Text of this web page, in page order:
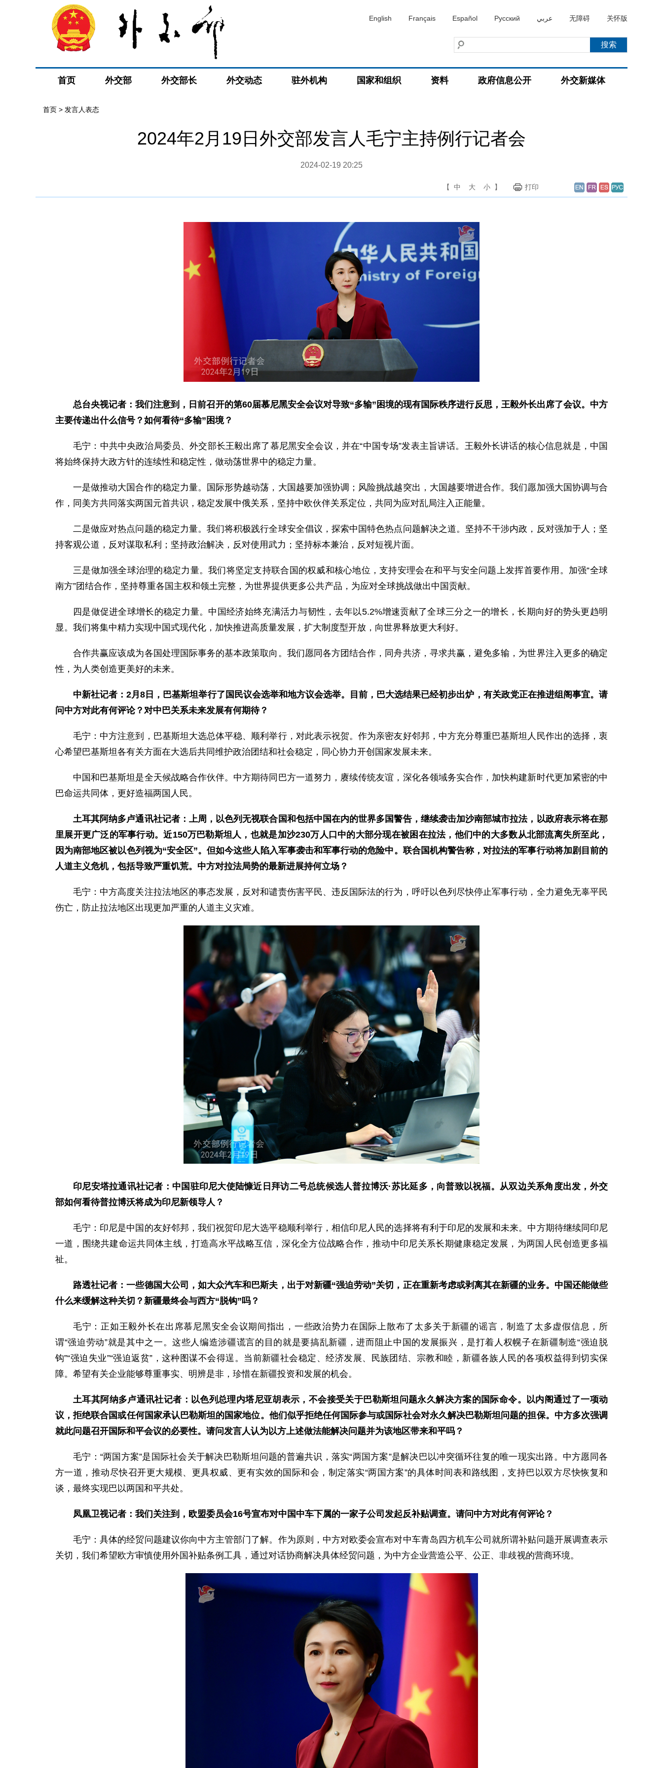
English Français Español Русский عربي 无障碍 关怀版
首页 外交部 外交部长 外交动态 驻外机构 国家和组织 资料 政府信息公开 外交新媒体
首页 > 发言人表态
2024年2月19日外交部发言人毛宁主持例行记者会
2024-02-19 20:25
【 中 大 小 】 打印
总台央视记者：我们注意到，日前召开的第60届慕尼黑安全会议对导致“多输”困境的现有国际秩序进行反思，王毅外长出席了会议。中方
主要传递出什么信号？如何看待“多输”困境？
毛宁：中共中央政治局委员、外交部长王毅出席了慕尼黑安全会议，并在“中国专场”发表主旨讲话。王毅外长讲话的核心信息就是，中国
将始终保持大政方针的连续性和稳定性，做动荡世界中的稳定力量。
一是做推动大国合作的稳定力量。国际形势越动荡，大国越要加强协调；风险挑战越突出，大国越要增进合作。我们愿加强大国协调与合
作，同美方共同落实两国元首共识，稳定发展中俄关系，坚持中欧伙伴关系定位，共同为应对乱局注入正能量。
二是做应对热点问题的稳定力量。我们将积极践行全球安全倡议，探索中国特色热点问题解决之道。坚持不干涉内政，反对强加于人；坚
持客观公道，反对谋取私利；坚持政治解决，反对使用武力；坚持标本兼治，反对短视片面。
三是做加强全球治理的稳定力量。我们将坚定支持联合国的权威和核心地位，支持安理会在和平与安全问题上发挥首要作用。加强“全球
南方”团结合作，坚持尊重各国主权和领土完整，为世界提供更多公共产品，为应对全球挑战做出中国贡献。
四是做促进全球增长的稳定力量。中国经济始终充满活力与韧性，去年以5.2%增速贡献了全球三分之一的增长，长期向好的势头更趋明
显。我们将集中精力实现中国式现代化，加快推进高质量发展，扩大制度型开放，向世界释放更大利好。
合作共赢应该成为各国处理国际事务的基本政策取向。我们愿同各方团结合作，同舟共济，寻求共赢，避免多输，为世界注入更多的确定
性，为人类创造更美好的未来。
中新社记者：2月8日，巴基斯坦举行了国民议会选举和地方议会选举。目前，巴大选结果已经初步出炉，有关政党正在推进组阁事宜。请
问中方对此有何评论？对中巴关系未来发展有何期待？
毛宁：中方注意到，巴基斯坦大选总体平稳、顺利举行，对此表示祝贺。作为亲密友好邻邦，中方充分尊重巴基斯坦人民作出的选择，衷
心希望巴基斯坦各有关方面在大选后共同维护政治团结和社会稳定，同心协力开创国家发展未来。
中国和巴基斯坦是全天候战略合作伙伴。中方期待同巴方一道努力，赓续传统友谊，深化各领域务实合作，加快构建新时代更加紧密的中
巴命运共同体，更好造福两国人民。
土耳其阿纳多卢通讯社记者：上周，以色列无视联合国和包括中国在内的世界多国警告，继续袭击加沙南部城市拉法，以政府表示将在那
里展开更广泛的军事行动。近150万巴勒斯坦人，也就是加沙230万人口中的大部分现在被困在拉法，他们中的大多数从北部流离失所至此，
因为南部地区被以色列视为“安全区”。但如今这些人陷入军事袭击和军事行动的危险中。联合国机构警告称，对拉法的军事行动将加剧目前的
人道主义危机，包括导致严重饥荒。中方对拉法局势的最新进展持何立场？
毛宁：中方高度关注拉法地区的事态发展，反对和谴责伤害平民、违反国际法的行为，呼吁以色列尽快停止军事行动，全力避免无辜平民
伤亡，防止拉法地区出现更加严重的人道主义灾难。
印尼安塔拉通讯社记者：中国驻印尼大使陆慷近日拜访二号总统候选人普拉博沃·苏比延多，向普致以祝福。从双边关系角度出发，外交
部如何看待普拉博沃将成为印尼新领导人？
毛宁：印尼是中国的友好邻邦，我们祝贺印尼大选平稳顺利举行，相信印尼人民的选择将有利于印尼的发展和未来。中方期待继续同印尼
一道，围绕共建命运共同体主线，打造高水平战略互信，深化全方位战略合作，推动中印尼关系长期健康稳定发展，为两国人民创造更多福
祉。
路透社记者：一些德国大公司，如大众汽车和巴斯夫，出于对新疆“强迫劳动”关切，正在重新考虑或剥离其在新疆的业务。中国还能做些
什么来缓解这种关切？新疆最终会与西方“脱钩”吗？
毛宁：正如王毅外长在出席慕尼黑安全会议期间指出，一些政治势力在国际上散布了太多关于新疆的谣言，制造了太多虚假信息，所
谓“强迫劳动”就是其中之一。这些人编造涉疆谎言的目的就是要搞乱新疆，进而阻止中国的发展振兴，是打着人权幌子在新疆制造“强迫脱
钩”“强迫失业”“强迫返贫”，这种图谋不会得逞。当前新疆社会稳定、经济发展、民族团结、宗教和睦，新疆各族人民的各项权益得到切实保
障。希望有关企业能够尊重事实、明辨是非，珍惜在新疆投资和发展的机会。
土耳其阿纳多卢通讯社记者：以色列总理内塔尼亚胡表示，不会接受关于巴勒斯坦问题永久解决方案的国际命令。以内阁通过了一项动
议，拒绝联合国或任何国家承认巴勒斯坦的国家地位。他们似乎拒绝任何国际参与或国际社会对永久解决巴勒斯坦问题的担保。中方多次强调
就此问题召开国际和平会议的必要性。请问发言人认为以方上述做法能解决问题并为该地区带来和平吗？
毛宁：“两国方案”是国际社会关于解决巴勒斯坦问题的普遍共识，落实“两国方案”是解决巴以冲突循环往复的唯一现实出路。中方愿同各
方一道，推动尽快召开更大规模、更具权威、更有实效的国际和会，制定落实“两国方案”的具体时间表和路线图，支持巴以双方尽快恢复和
谈，最终实现巴以两国和平共处。
凤凰卫视记者：我们关注到，欧盟委员会16号宣布对中国中车下属的一家子公司发起反补贴调查。请问中方对此有何评论？
毛宁：具体的经贸问题建议你向中方主管部门了解。作为原则，中方对欧委会宣布对中车青岛四方机车公司就所谓补贴问题开展调查表示
关切，我们希望欧方审慎使用外国补贴条例工具，通过对话协商解决具体经贸问题，为中方企业营造公平、公正、非歧视的营商环境。